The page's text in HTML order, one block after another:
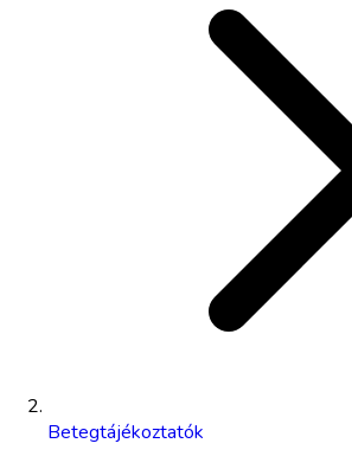
Betegtájékoztatók